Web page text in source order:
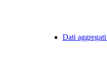
Dati